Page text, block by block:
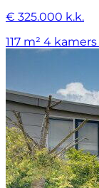
€ 325.000 k.k.
117 m² 4 kamers